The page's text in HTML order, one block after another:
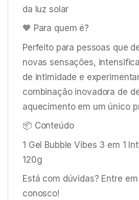
da luz solar
🧡 Para quem é?
Perfeito para pessoas que
novas sensações,
de intimidade e
combinação inovadora de
aquecimento em um único
📦 Conteúdo
1 Gel Bubble Vibes 3 em 1
120g
Está com dúvidas? Entre
conosco!